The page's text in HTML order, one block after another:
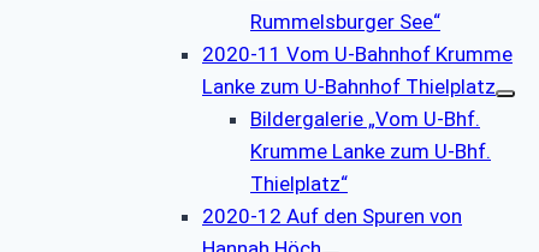
Rummelsburger See“
2020-11 Vom U-Bahnhof Krumme
Lanke zum U-Bahnhof Thielplatz
Bildergalerie „Vom U-Bhf.
Krumme Lanke zum U-Bhf.
Thielplatz“
2020-12 Auf den Spuren von